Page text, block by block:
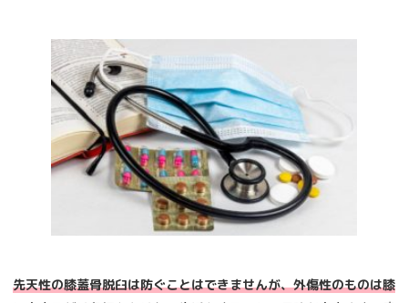
先天性の膝蓋骨脱臼は防ぐことはできませんが、外傷性のものは膝